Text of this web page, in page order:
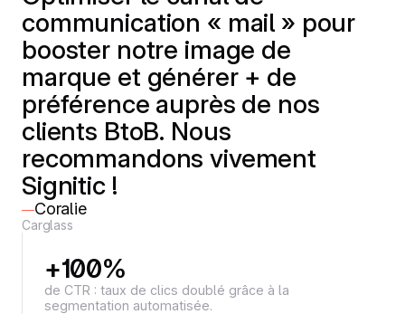
communication « mail » pour
booster notre image de
marque et générer + de
préférence auprès de nos
clients BtoB. Nous
recommandons vivement
Signitic !
—Coralie
Carglass
+100%
de CTR : taux de clics doublé grâce à la
segmentation automatisée.